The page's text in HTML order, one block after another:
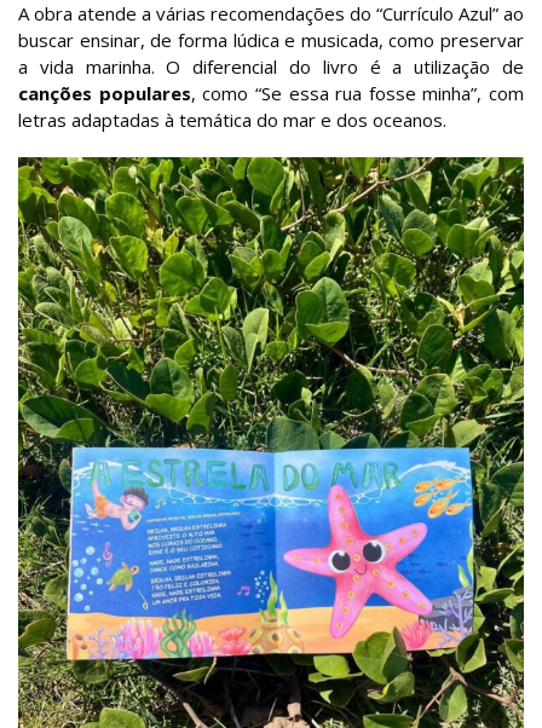
A obra atende a várias recomendações do “Currículo Azul” ao
buscar ensinar, de forma lúdica e musicada, como preservar
a vida marinha. O diferencial do livro é a utilização de
canções populares, como “Se essa rua fosse minha”, com
letras adaptadas à temática do mar e dos oceanos.